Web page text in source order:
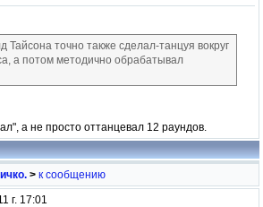
точно также сделал-танцуя вокруг
а потом методично обрабатывал
а не просто оттанцевал 12 раундов.
> к сообщению
г. 17:01